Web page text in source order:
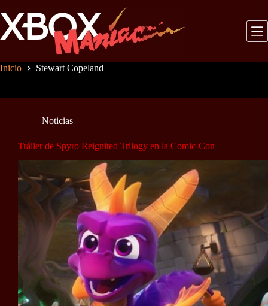
al
contenido
Inicio Stewart Copeland
Noticias
Tráiler de Spyro Reignited Trilogy en la Comic-Con